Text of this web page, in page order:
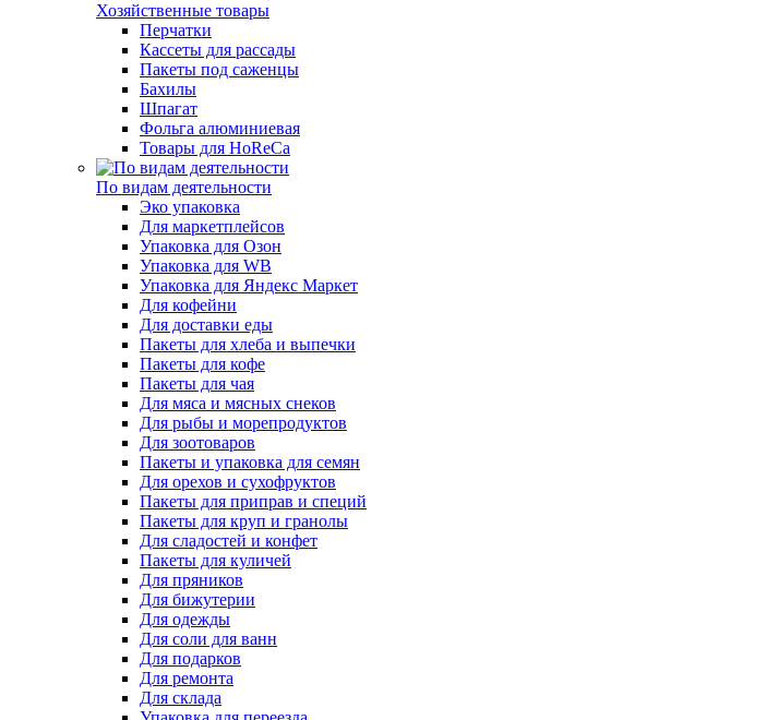
Хозяйственные товары
Перчатки
Кассеты для рассады
Пакеты под саженцы
Бахилы
Шпагат
Фольга алюминиевая
Товары для HoReCa
По видам деятельности
Эко упаковка
Для маркетплейсов
Упаковка для Озон
Упаковка для WB
Упаковка для Яндекс Маркет
Для кофейни
Для доставки еды
Пакеты для хлеба и выпечки
Пакеты для кофе
Пакеты для чая
Для мяса и мясных снеков
Для рыбы и морепродуктов
Для зоотоваров
Пакеты и упаковка для семян
Для орехов и сухофруктов
Пакеты для приправ и специй
Пакеты для круп и гранолы
Для сладостей и конфет
Пакеты для куличей
Для пряников
Для бижутерии
Для одежды
Для соли для ванн
Для подарков
Для ремонта
Для склада